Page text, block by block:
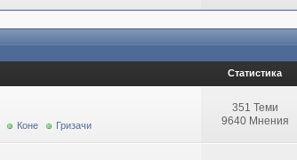
Статистика
Коне Гризачи
351 Теми
9640 Мнения